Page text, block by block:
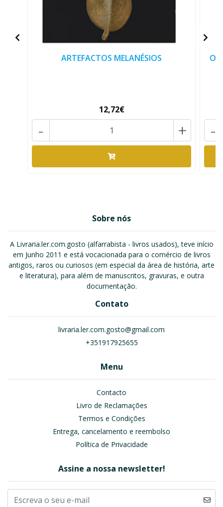
ARTEFACTOS MELANÉSIOS
12,72€
+
-
O
-
Sobre nós
A Livraria.ler.com.gosto (alfarrabista - livros usados), teve início
em Junho 2011 e está vocacionada para o comércio de livros
antigos, raros ou curiosos (em especial da área de história, arte
e literatura), para além de manuscritos, gravuras, e outra
documentação.
Contato
livraria.ler.com.gosto@gmail.com
+351917925655
Menu
Contacto
Livro de Reclamações
Termos e Condições
Entrega, cancelamento e reembolso
Política de Privacidade
Assine a nossa newsletter!